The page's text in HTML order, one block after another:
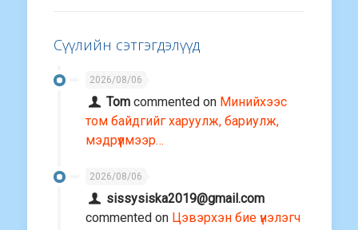
Сүүлийн сэтгэгдэлүүд
2026/08/06
Tom commented on Минийхээс
том байдгийг харуулж, бариулж,
мэдрүүлмээр…
2026/08/06
sissysiska2019@gmail.com
commented on Цэвэрхэн бие үнэлэгч